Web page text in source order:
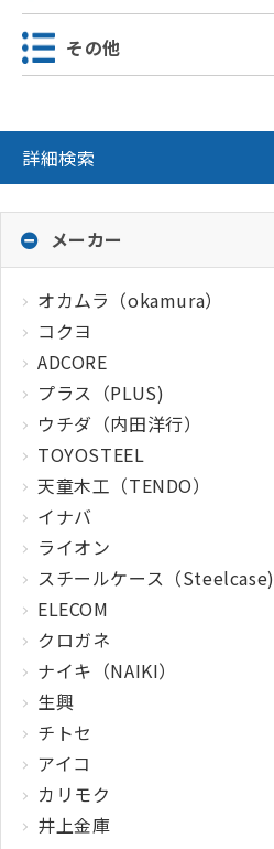
その他
詳細検索
メーカー
オカムラ（okamura）
コクヨ
ADCORE
プラス（PLUS)
ウチダ（内田洋行）
TOYOSTEEL
天童木工（TENDO）
イナバ
ライオン
スチールケース（Steelcase)
ELECOM
クロガネ
ナイキ（NAIKI）
生興
チトセ
アイコ
カリモク
井上金庫